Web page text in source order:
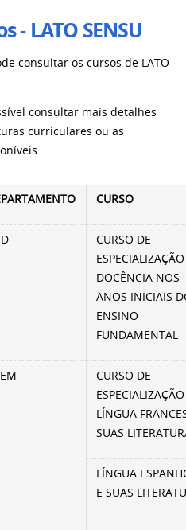
- LATO SENSU
consultar os cursos de LATO
consultar mais detalhes
curriculares ou as
CURSO
CURSO DE
DOCÊNCIA NOS
ANOS INICIAIS
ENSINO
FUNDAMENTAL
CURSO DE
LÍNGUA
SUAS
LÍNGUA
E SUAS